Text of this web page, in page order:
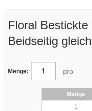
Floral
Beidseitig
Menge: pro
Menge
1